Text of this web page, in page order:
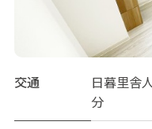
交通
日暮里舎
分